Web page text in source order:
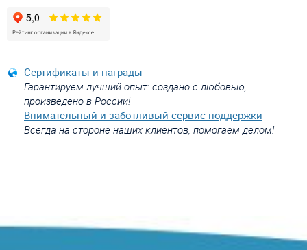
Сертификаты и награды
Гарантируем лучший опыт: создано с любовью,
произведено в России!
Внимательный и заботливый сервис поддержки
Всегда на стороне наших клиентов, помогаем делом!